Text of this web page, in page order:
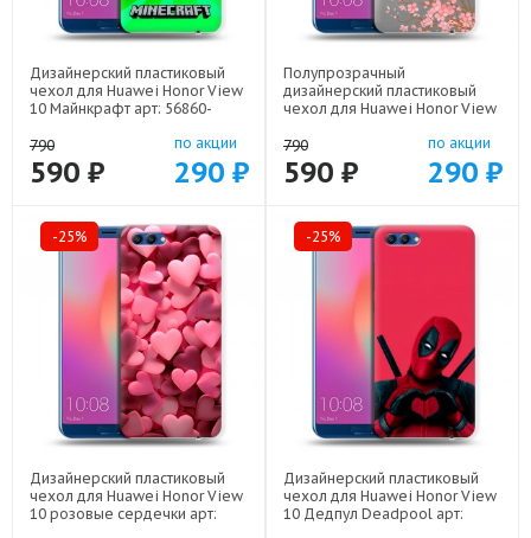
Дизайнерский пластиковый
чехол для Huawei Honor View
10 Майнкрафт арт: 56860-
790
590 ₽
по акции
290 ₽
Полупрозрачный
дизайнерский пластиковый
чехол для Huawei Honor View
21771
790
590 ₽
по акции
290 ₽
-25%
Дизайнерский пластиковый
чехол для Huawei Honor View
10 розовые сердечки арт:
-25%
Дизайнерский пластиковый
чехол для Huawei Honor View
10 Дедпул Deadpool арт: